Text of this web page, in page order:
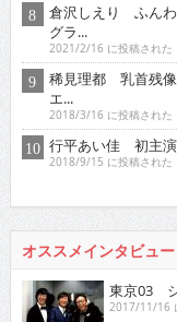
倉沢しえり ふんわ
グラ...
2021/2/16 に投稿された
稀見理都 乳首残
エ...
2018/3/16 に投稿された
行平あい佳 初主
2018/9/15 に投稿された
オススメインタビュー
東京03
2017/11/16